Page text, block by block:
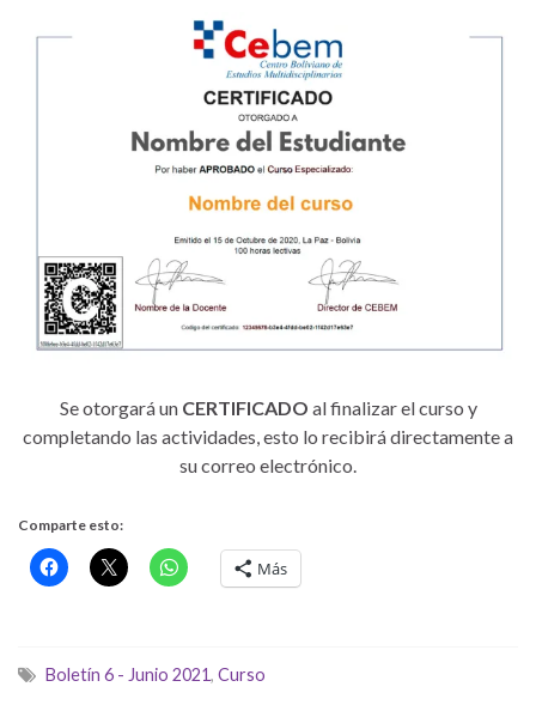
Se otorgará un CERTIFICADO al finalizar el curso y
completando las actividades, esto lo recibirá directamente a
su correo electrónico.
Comparte esto:
Más
Boletín 6 - Junio 2021, Curso